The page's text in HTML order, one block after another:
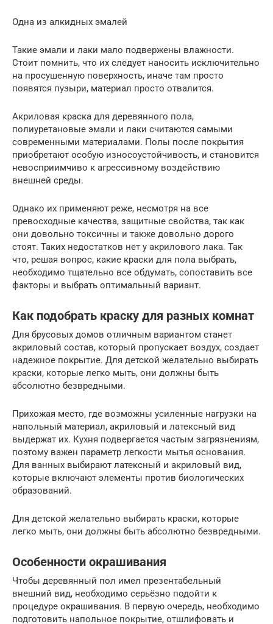
Одна из алкидных эмалей
Такие эмали и лаки мало подвержены влажности.
Стоит помнить, что их следует наносить исключительно
на просушенную поверхность, иначе там просто
появятся пузыри, материал просто отвалится.
Акриловая краска для деревянного пола,
полиуретановые эмали и лаки считаются самыми
современными материалами. Полы после покрытия
приобретают особую износоустойчивость, и становится
невосприимчиво к агрессивному воздействию
внешней среды.
Однако их применяют реже, несмотря на все
превосходные качества, защитные свойства, так как
они довольно токсичны и также довольно дорого
стоят. Таких недостатков нет у акрилового лака. Так
что, решая вопрос, какие краски для пола выбрать,
необходимо тщательно все обдумать, сопоставить все
факторы и выбрать оптимальный вариант.
Как подобрать краску для разных комнат
Для брусовых домов отличным вариантом станет
акриловый состав, который пропускает воздух, создает
надежное покрытие. Для детской желательно выбирать
краски, которые легко мыть, они должны быть
абсолютно безвредными.
Прихожая место, где возможны усиленные нагрузки на
напольный материал, акриловый и латексный вид
выдержат их. Кухня подвергается частым загрязнениям,
поэтому важен параметр легкости мытья основания.
Для ванных выбирают латексный и акриловый вид,
которые включают элементы против биологических
образований.
Для детской желательно выбирать краски, которые
легко мыть, они должны быть абсолютно безвредными.
Особенности окрашивания
Чтобы деревянный пол имел презентабельный
внешний вид, необходимо серьёзно подойти к
процедуре окрашивания. В первую очередь, необходимо
подготовить напольное покрытие, отшлифовать и